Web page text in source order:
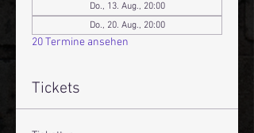
Do., 13. Aug., 20:00
Do., 20. Aug., 20:00
20 Termine ansehen
Tickets